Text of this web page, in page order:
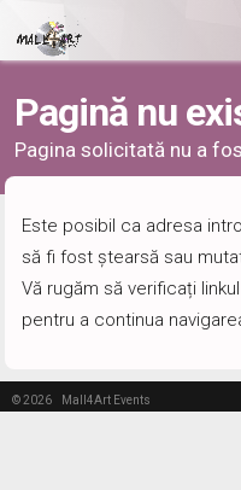
Pagină nu
Pagina solicitată nu a
Este posibil ca adresa
să fi fost ștearsă sau
Vă rugăm să verificați
pentru a continua
© 2026 Mall4Art Events